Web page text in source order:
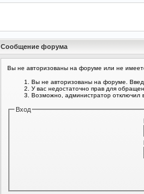
Сообщение форума
Вы не авторизованы на форуме или не
Вы не авторизованы на форуме.
У вас недостаточно прав для
Возможно, администратор отключил
Вход